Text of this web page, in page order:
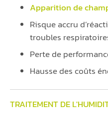
Apparition de
Risque accru
troubles
Perte de
Hausse des coûts
TRAITEMENT DE